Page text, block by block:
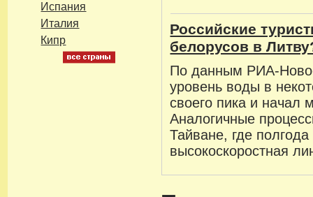
Испания
Италия
Кипр
Российские
белорусов в
По данным РИА-
уровень воды в
своего пика и начал
Аналогичные
Тайване, где
высокоскоростная